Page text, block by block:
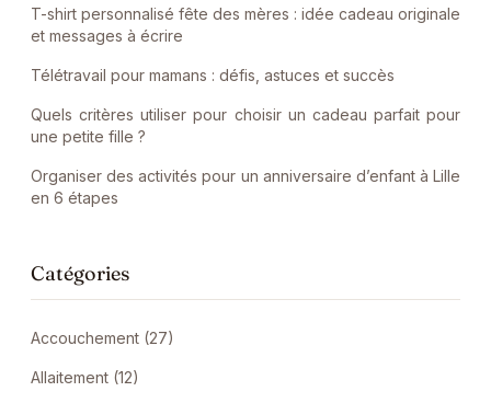
T-shirt personnalisé fête des mères : idée cadeau originale
et messages à écrire
Télétravail pour mamans : défis, astuces et succès
Quels critères utiliser pour choisir un cadeau parfait pour
une petite fille ?
Organiser des activités pour un anniversaire d’enfant à Lille
en 6 étapes
Catégories
Accouchement (27)
Allaitement (12)